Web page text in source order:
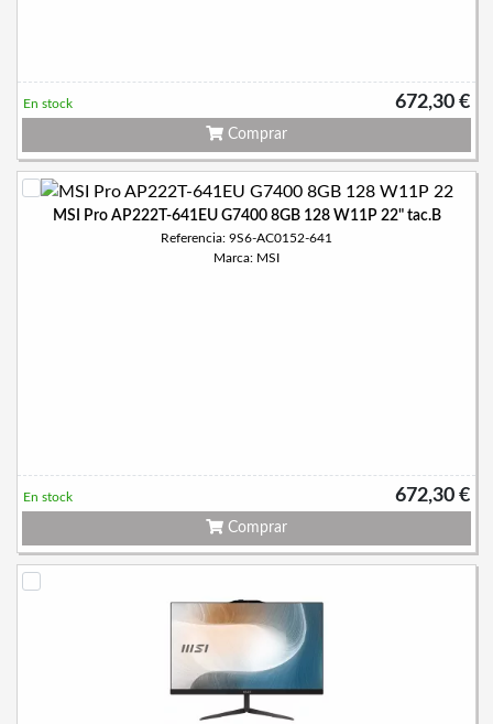
672,30 €
En stock
Comprar
MSI Pro AP222T-641EU G7400 8GB 128 W11P 22" tac.B
Referencia: 9S6-AC0152-641
Marca: MSI
672,30 €
En stock
Comprar